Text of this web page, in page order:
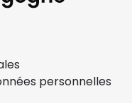
personnelles